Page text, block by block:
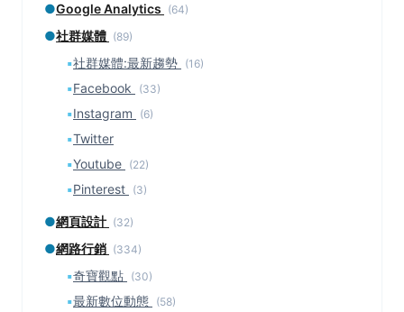
●Google Analytics (64)
●社群媒體 (89)
▪社群媒體:最新趨勢 (16)
▪Facebook (33)
▪Instagram (6)
▪Twitter
▪Youtube (22)
▪Pinterest (3)
●網頁設計 (32)
●網路行銷 (334)
▪奇寶觀點 (30)
▪最新數位動態 (58)